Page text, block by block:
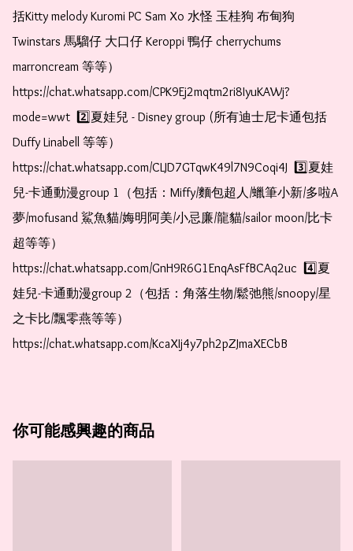
括Kitty melody Kuromi PC Sam Xo 水怪 玉桂狗 布甸狗
Twinstars 馬騮仔 大口仔 Keroppi 鴨仔 cherrychums
marroncream 等等）
https://chat.whatsapp.com/CPK9Ej2mqtm2ri8IyuKAWj?
mode=wwt  2️⃣夏娃兒 - Disney group (所有迪士尼卡通包括
Duffy Linabell 等等）
https://chat.whatsapp.com/CLJD7GTqwK49l7N9Coqi4J  3️⃣夏娃
兒-卡通動漫group 1（包括：Miffy/麵包超人/蠟筆小新/多啦A
夢/mofusand 鯊魚貓/娒明阿美/小忌廉/龍貓/sailor moon/比卡
超等等）
https://chat.whatsapp.com/GnH9R6G1EnqAsFfBCAq2uc  4️⃣夏
娃兒-卡通動漫group 2（包括：角落生物/鬆弛熊/snoopy/星
之卡比/飄零燕等等）
https://chat.whatsapp.com/KcaXIj4y7ph2pZJmaXECbB
你可能感興趣的商品